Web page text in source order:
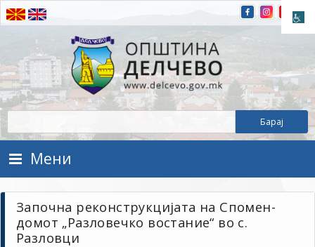
Прескокнете на содржината
Општина Делчево
Општина Делчево
Мени
Започна реконструкцијата на Спомен-
домот „Разловечко востание“ во с.
Разловци